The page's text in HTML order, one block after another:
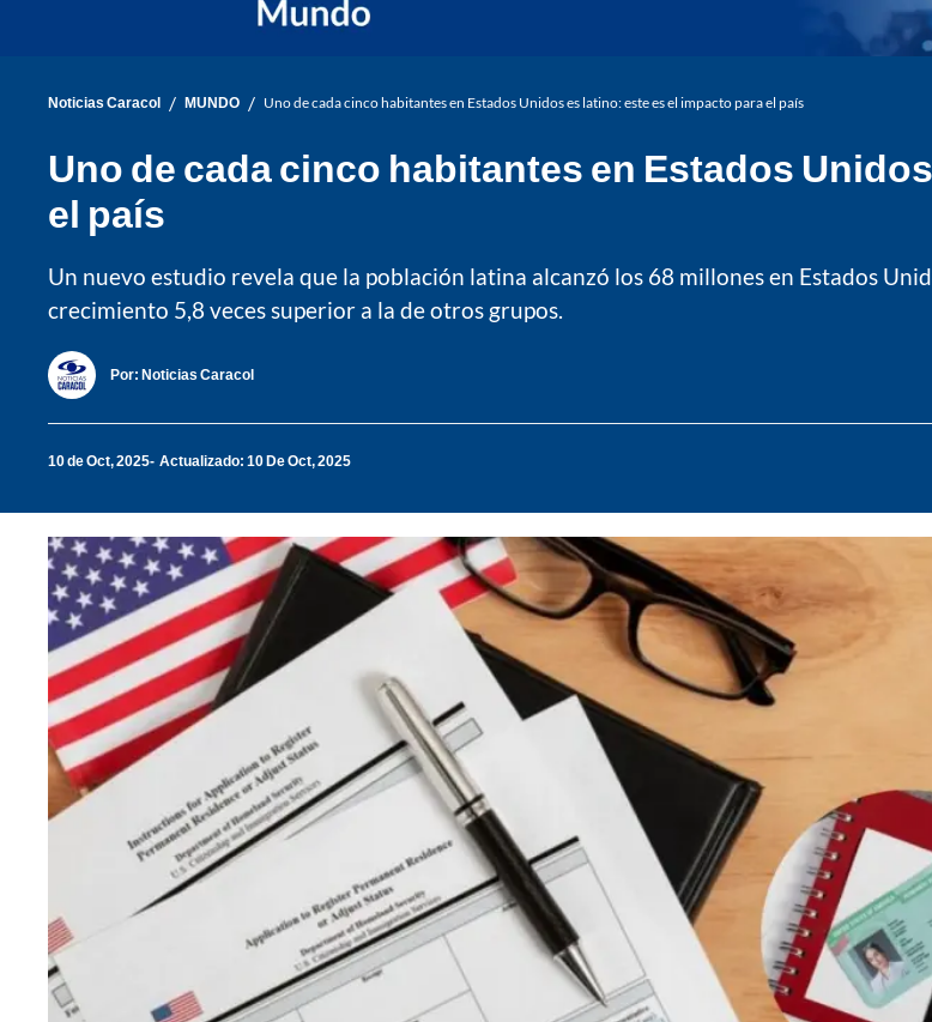
Noticias Caracol / MUNDO / Uno de cada cinco habitantes en Estados Unidos es latino: este es el impacto para el país
Uno de cada cinco habitantes en Estados
el país
Un nuevo estudio revela que la población latina alcanzó los 68 millones en Estados
crecimiento 5,8 veces superior a la de otros grupos.
Por: Noticias Caracol
10 de Oct, 2025 Actualizado: 10 De Oct, 2025